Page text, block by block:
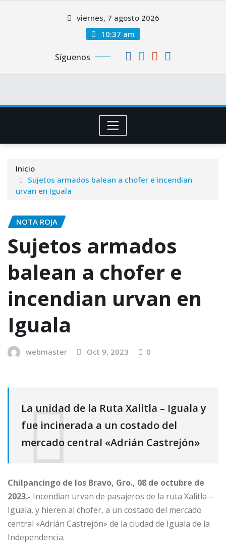
viernes, 7 agosto 2026
10:37 am
Síguenos
Inicio
Sujetos armados balean a chofer e incendian
urvan en Iguala
NOTA ROJA
Sujetos armados
balean a chofer e
incendian urvan en
Iguala
webmaster Oct 9, 2023 0
La unidad de la Ruta Xalitla – Iguala y
fue incinerada a un costado del
mercado central «Adrián Castrejón»
Chilpancingo de los Bravo, Gro., 08 de octubre de
2023.- Incendian urvan de pasajeros de la ruta Xalitla –
Iguala, y hieren al chofer, a un costado del mercado
central «Adrián Castrejón» de la ciudad de Iguala de la
Independencia.